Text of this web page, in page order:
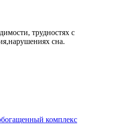
трудностях с
сна.